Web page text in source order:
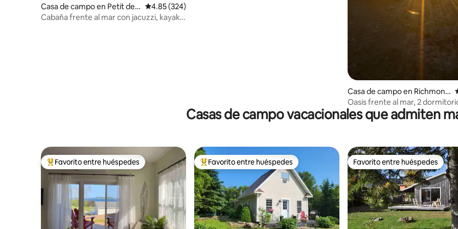
Casa de campo en Petit de
Grat
Calificación promedio: 4.85 de 5, 324 reseñas
4.85 (324)
Cabaña frente al mar con jacuzzi, kayaks
Casa de campo en Richmond
County
Oasis frente al mar, 2
jacuzzi
Casas de campo vacacionales que admiten
Favorito entre huéspedes preferido
Favorito entre huéspedes Favorito entre huéspedes preferido
Favorito entre huéspedes Favorito entre huéspedes
Favorito entre huéspedes